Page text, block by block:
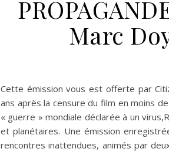
Marc
Cette émission vous est offerte par
ans après la censure du film en moins
« guerre » mondiale déclarée à un
et planétaires. Une émission
rencontres inattendues, animés par